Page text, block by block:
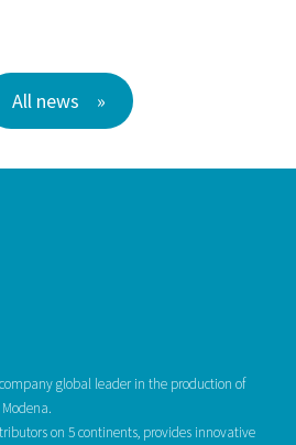
All news
global leader in the production of
on 5 continents, provides innovative